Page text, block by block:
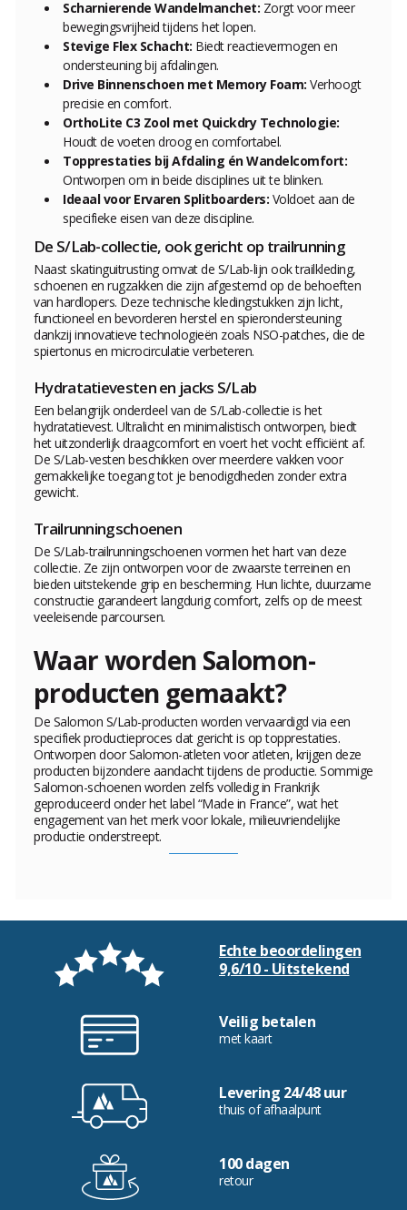
Scharnierende Wandelmanchet: Zorgt voor meer
bewegingsvrijheid tijdens het lopen.
Stevige Flex Schacht: Biedt reactievermogen en
ondersteuning bij afdalingen.
Drive Binnenschoen met Memory Foam: Verhoogt
precisie en comfort.
OrthoLite C3 Zool met Quickdry Technologie:
Houdt de voeten droog en comfortabel.
Topprestaties bij Afdaling én Wandelcomfort:
Ontworpen om in beide disciplines uit te blinken.
Ideaal voor Ervaren Splitboarders: Voldoet aan de
specifieke eisen van deze discipline.
De S/Lab-collectie, ook gericht op trailrunning
Naast skatinguitrusting omvat de S/Lab-lijn ook trailkleding,
schoenen en rugzakken die zijn afgestemd op de behoeften
van hardlopers. Deze technische kledingstukken zijn licht,
functioneel en bevorderen herstel en spierondersteuning
dankzij innovatieve technologieën zoals NSO-patches, die de
spiertonus en microcirculatie verbeteren.
Hydratatievesten en jacks S/Lab
Een belangrijk onderdeel van de S/Lab-collectie is het
hydratatievest. Ultralicht en minimalistisch ontworpen, biedt
het uitzonderlijk draagcomfort en voert het vocht efficiënt af.
De S/Lab-vesten beschikken over meerdere vakken voor
gemakkelijke toegang tot je benodigdheden zonder extra
gewicht.
Trailrunningschoenen
De S/Lab-trailrunningschoenen vormen het hart van deze
collectie. Ze zijn ontworpen voor de zwaarste terreinen en
bieden uitstekende grip en bescherming. Hun lichte, duurzame
constructie garandeert langdurig comfort, zelfs op de meest
veeleisende parcoursen.
Waar worden Salomon-
producten gemaakt?
De Salomon S/Lab-producten worden vervaardigd via een
specifiek productieproces dat gericht is op topprestaties.
Ontworpen door Salomon-atleten voor atleten, krijgen deze
producten bijzondere aandacht tijdens de productie. Sommige
Salomon-schoenen worden zelfs volledig in Frankrijk
geproduceerd onder het label “Made in France”, wat het
engagement van het merk voor lokale, milieuvriendelijke
productie onderstreept.
Echte beoordelingen
9,6/10 - Uitstekend
Veilig betalen
met kaart
Levering 24/48 uur
thuis of afhaalpunt
100 dagen
retour